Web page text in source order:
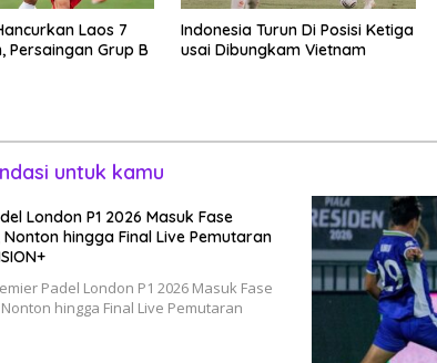
Laos 7
Persaingan Grup B
Indonesia Turun Di Posisi Ketiga
usai Dibungkam Vietnam
untuk kamu
London P1 2026 Masuk Fase
Nonton hingga Final Live Pemutaran
Padel London P1 2026 Masuk Fase
hingga Final Live Pemutaran